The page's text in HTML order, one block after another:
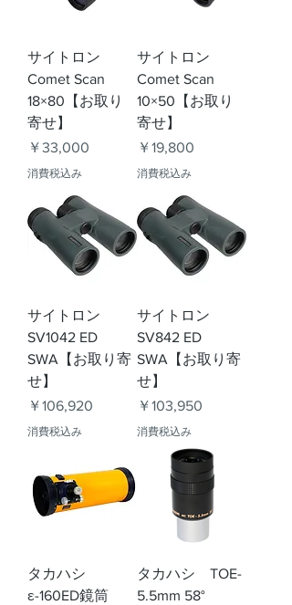
サイトロン
Comet Scan
18×80【お取り
寄せ】
価格
￥33,000
消費税込み
サイトロン
Comet Scan
10×50【お取り
寄せ】
価格
￥19,800
消費税込み
サイトロン
SV1042 ED
SWA【お取り寄
せ】
価格
￥106,920
消費税込み
サイトロン
SV842 ED
SWA【お取り寄
せ】
価格
￥103,950
消費税込み
タカハシ
ε-160ED鏡筒
タカハシ TOE-
5.5mm 58°